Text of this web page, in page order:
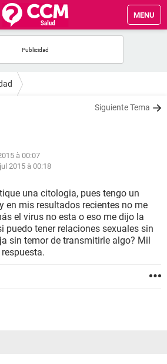
MENU
Siguiente Tema
à 00:07
2015 à 00:18
una citologia, pues tengo un
en mis resultados recientes no me
el virus no esta o eso me dijo la
puedo tener relaciones sexuales sin
sin temor de transmitirle algo? Mil